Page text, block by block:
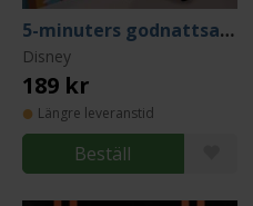
5-minuters godnattsagor - Spidey och hans fantastiska vänner
Disney
189 kr
Längre leveranstid
Beställ